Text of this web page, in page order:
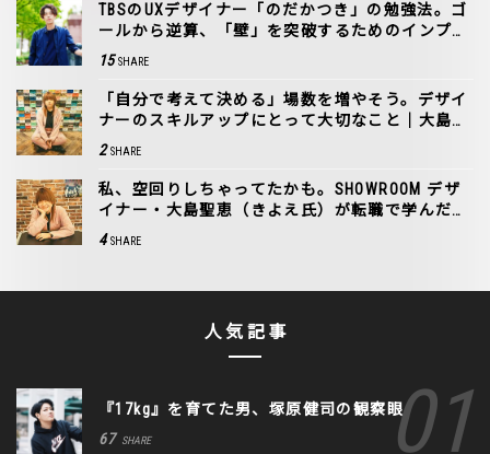
TBSのUXデザイナー「のだかつき」の勉強法。ゴ
ールから逆算、「壁」を突破するためのインプッ
ト
15 SHARE
「自分で考えて決める」場数を増やそう。デザイ
ナーのスキルアップにとって大切なこと｜大島聖
恵（きよえ氏）
2 SHARE
私、空回りしちゃってたかも。SHOWROOM デザ
イナー・大島聖恵（きよえ氏）が転職で学んだこ
と
4 SHARE
人気記事
『17kg』を育てた男、塚原健司の観察眼
67 SHARE